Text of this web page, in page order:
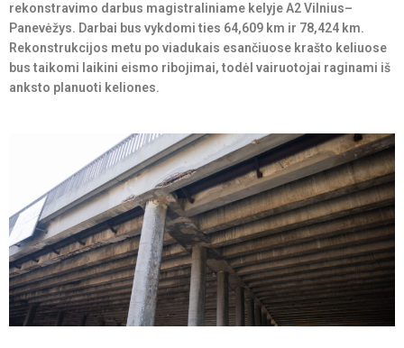
rekonstravimo darbus magistraliniame kelyje A2 Vilnius–
Panevėžys. Darbai bus vykdomi ties 64,609 km ir 78,424 km.
Rekonstrukcijos metu po viadukais esančiuose krašto keliuose
bus taikomi laikini eismo ribojimai, todėl vairuotojai raginami iš
anksto planuoti keliones.